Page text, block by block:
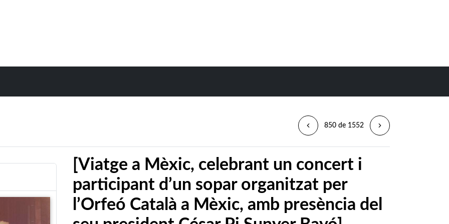
850 de 1552
[Viatge a Mèxic, celebrant un concert i
participant d’un sopar organitzat per
l’Orfeó Català a Mèxic, amb presència del